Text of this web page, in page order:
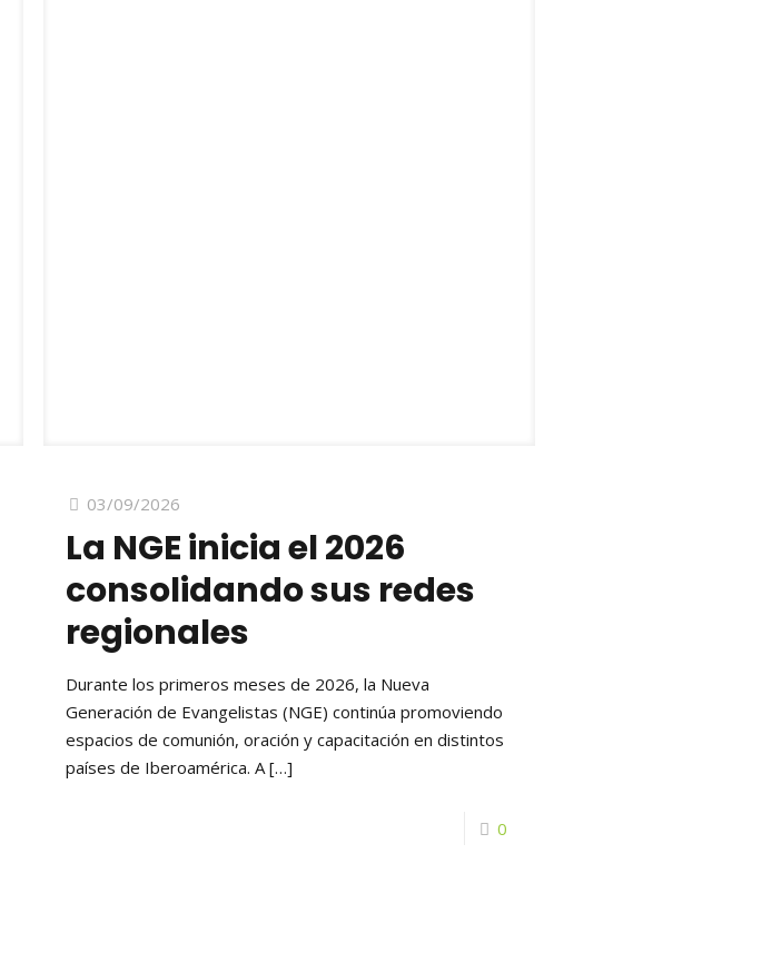
03/09/2026
La NGE inicia el 2026
consolidando sus redes
regionales
Durante los primeros meses de 2026, la Nueva
Generación de Evangelistas (NGE) continúa promoviendo
espacios de comunión, oración y capacitación en distintos
países de Iberoamérica. A […]
0